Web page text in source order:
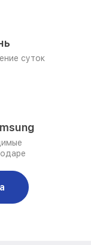
суток